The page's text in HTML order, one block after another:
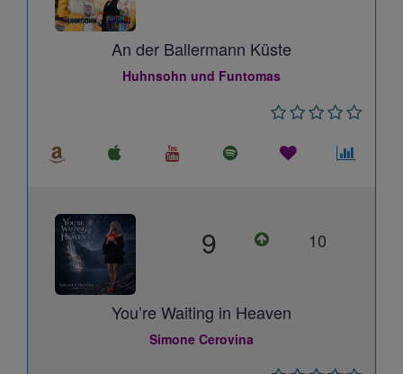
An der Ballermann Küste
Huhnsohn und Funtomas
9 10
You’re Waiting in Heaven
Simone Cerovina